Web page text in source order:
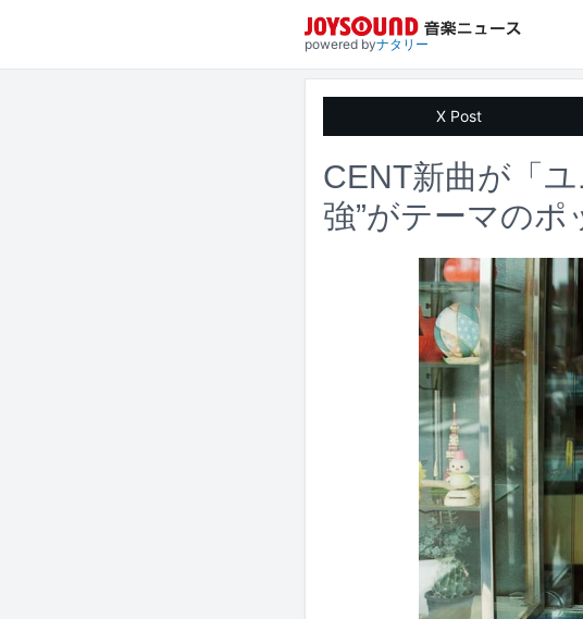
powered byナタリー
X Post
CENT新曲が「
強”がテーマの